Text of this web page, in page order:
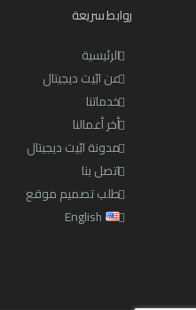
روابط سريعة
الرئيسية
عن ابّيت ديجيتال
خدماتنا
أخر أعمالنا
مدونة ابّيت ديجيتال
اتصل بنا
طلب تصميم موقع
English